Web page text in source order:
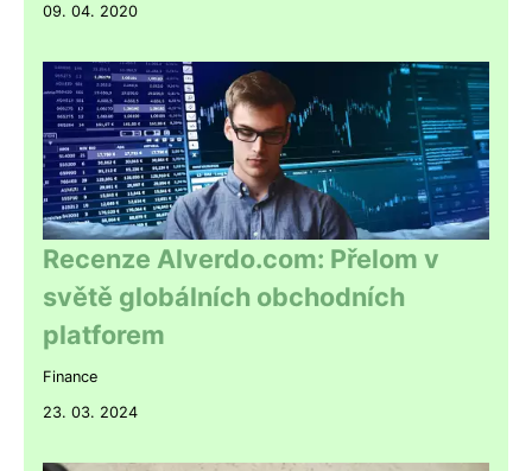
09. 04. 2020
Recenze Alverdo.com: Přelom v
světě globálních obchodních
platforem
Finance
23. 03. 2024